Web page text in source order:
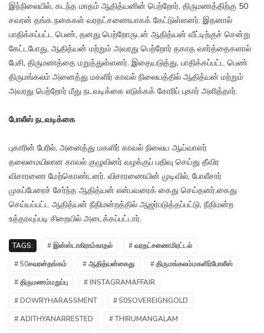
இந்நிலையில், கடந்த மாதம் ஆதித்யனின் பெற்றோர், திருமணத்திற்கு 50
சவரன் தங்க நகைகள் வரதட்சணையாகக் கேட்டுள்ளனர். இதனால்
பாதிக்கப்பட்ட பெண், தனது பெற்றோருடன் ஆதித்யன் வீட்டிற்குச் சென்று
கேட்டபோது, ஆதித்யன் மற்றும் அவரது பெற்றோர் தகாத வார்த்தைகளால்
பேசி, திருமணத்தை மறுத்துள்ளனர். இதையடுத்து, பாதிக்கப்பட்ட பெண்
திருமங்கலம் அனைத்து மகளிர் காவல் நிலையத்தில் ஆதித்யன் மற்றும்
அவரது பெற்றோர் மீது நடவடிக்கை எடுக்கக் கோரிப் புகார் அளித்தார்.
போலீஸ் நடவடிக்கை
புகாரின் பேரில், அனைத்து மகளிர் காவல் நிலைய ஆய்வாளர்
தலைமையிலான காவல் குழுவினர் வழக்குப் பதிவு செய்து தீவிர
விசாரணை மேற்கொண்டனர். விசாரணையின் முடிவில், போலீசார்
முகப்பேரைச் சேர்ந்த ஆதித்யன் என்பவரைக் கைது செய்தனர்.கைது
செய்யப்பட்ட ஆதித்யன் நீதிமன்றத்தில் ஆஜர்படுத்தப்பட்டு, நீதிமன்ற
உத்தரவுப்படி சிறையில் அடைக்கப்பட்டார்.
TAGS: # இன்ஸ்டாகிராம்காதல்
# வரதட்சணைமிரட்டல்
# 50சவரன்தங்கம்
# ஆதித்யன்கைது
# திருமங்கலம்மகளிர்போலீஸ்
# திருமணம்மறுப்பு
# INSTAGRAMAFFAIR
# DOWRYHARASSMENT
# 50SOVEREIGNGOLD
# ADITHYANARRESTED
# THIRUMANGALAM